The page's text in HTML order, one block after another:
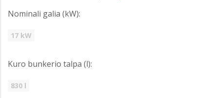
Nominali galia (kW):
17 kW
Kuro bunkerio talpa (l):
830 l